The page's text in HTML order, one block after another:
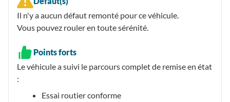
Il n'y a aucun défaut remonté pour ce véhicule.
Vous pouvez rouler en toute sérénité.
Points forts
Le véhicule a suivi le parcours complet de remise en état
:
Essai routier conforme